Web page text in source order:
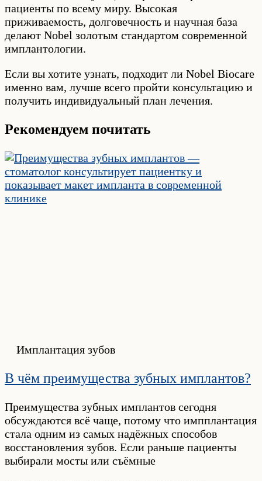
пациенты по всему миру. Высокая
приживаемость, долговечность и научная база
делают Nobel золотым стандартом современной
имплантологии.
Если вы хотите узнать, подходит ли Nobel Biocare
именно вам, лучше всего пройти консультацию и
получить индивидуальный план лечения.
Рекомендуем почитать
Имплантация зубов
В чём преимущества зубных имплантов?
Преимущества зубных имплантов сегодня
обсуждаются всё чаще, потому что импплантация
стала одним из самых надёжных способов
восстановления зубов. Если раньше пациенты
выбирали мосты или съёмные